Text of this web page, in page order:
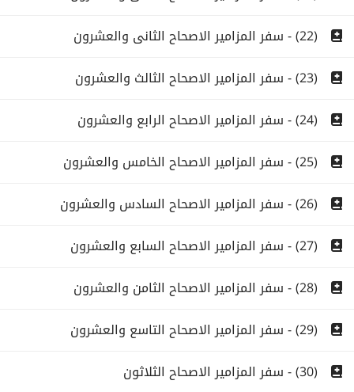
(22) - سفر المزامير الاصحاح الثانى والعشرون
(23) - سفر المزامير الاصحاح الثالث والعشرون
(24) - سفر المزامير الاصحاح الرابع والعشرون
(25) - سفر المزامير الاصحاح الخامس والعشرون
(26) - سفر المزامير الاصحاح السادس والعشرون
(27) - سفر المزامير الاصحاح السابع والعشرون
(28) - سفر المزامير الاصحاح الثامن والعشرون
(29) - سفر المزامير الاصحاح التاسع والعشرون
(30) - سفر المزامير الاصحاح الثلاثون